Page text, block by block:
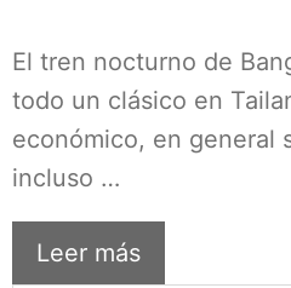
El tren nocturno de
todo un clásico en
económico, en general
incluso …
Leer más